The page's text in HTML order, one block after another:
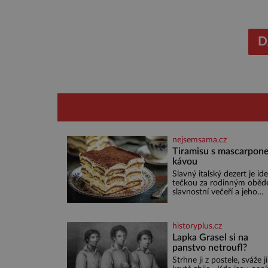
nejsemsama.cz
Tiramisu s
kávou
Slavný italský dezert je
tečkou za rodinným
slavnostní večeří a jeho
vejce 80 g cukru 200 g
cukrářských piškotů 250 ml
silné kávy 2 lžíce amaretta
kakao na posypání Postup:
Oddělte žloutky od bílků.
historyplus.cz
Lapka Grasel si na
panstvo netroufl?
Strhne ji z postele, sváže